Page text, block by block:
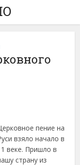
пение на
взяло начало в
веке. Пришло в
страну из